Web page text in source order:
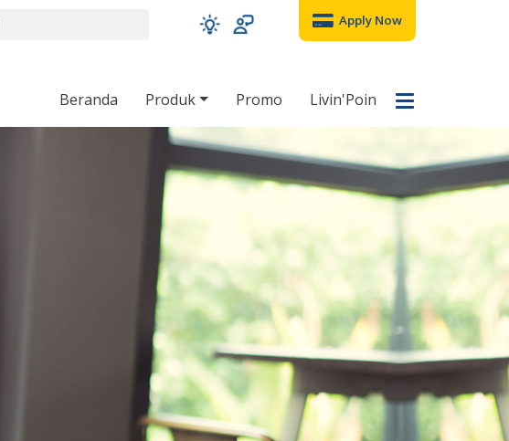
Apply Now
Beranda Produk Promo Livin'Poin